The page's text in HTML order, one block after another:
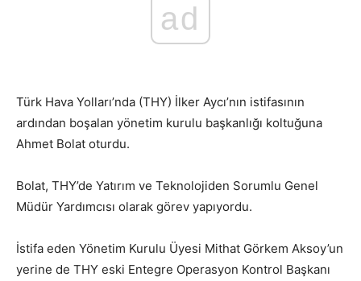
ad
Türk Hava Yolları’nda (THY) İlker Aycı’nın istifasının
ardından boşalan yönetim kurulu başkanlığı koltuğuna
Ahmet Bolat oturdu.
Bolat, THY’de Yatırım ve Teknolojiden Sorumlu Genel
Müdür Yardımcısı olarak görev yapıyordu.
İstifa eden Yönetim Kurulu Üyesi Mithat Görkem Aksoy’un
yerine de THY eski Entegre Operasyon Kontrol Başkanı